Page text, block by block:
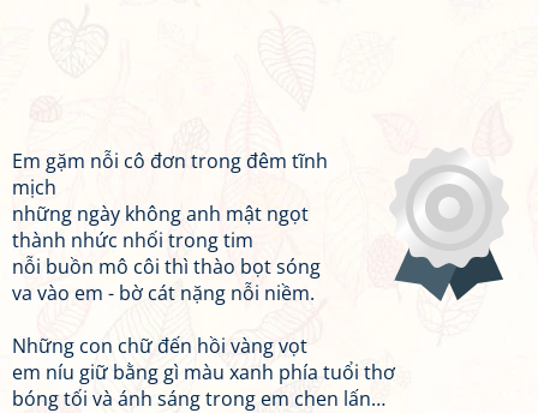
Em gặm nỗi cô đơn trong đêm tĩnh
mịch
những ngày không anh mật ngọt
thành nhức nhối trong tim
nỗi buồn mô côi thì thào bọt sóng
va vào em - bờ cát nặng nỗi niềm.
Những con chữ đến hồi vàng vọt
em níu giữ bằng gì màu xanh phía tuổi thơ
bóng tối và ánh sáng trong em chen lấn…